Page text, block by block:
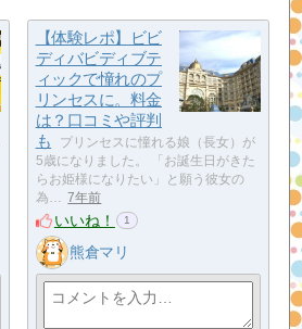
【体験レポ】ビビ
ディバビディブテ
ィックで憧れのプ
リンセスに。料金
は？口コミや評判
も
プリンセスに憧れる娘（長女）が
5歳になりました。 「お誕生日がきた
らお姫様になりたい」と願う彼女の
為…
7年前
いいね！ 1
熊倉マリ